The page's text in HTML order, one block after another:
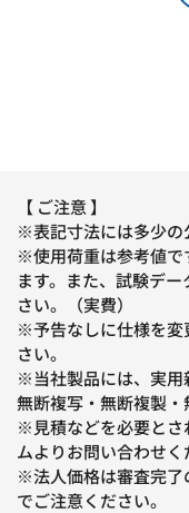
【 ご注意 】
※表記寸法には多少の
※使用荷重は参考値で
ます。また、試験デ
さい。（実費）
※予告なしに仕様を変
さい。
※当社製品には、実用
無断複写・無断複製・
※見積などを必要とさ
ムよりお問い合わせく
※法人価格は審査完了
でご注意ください。